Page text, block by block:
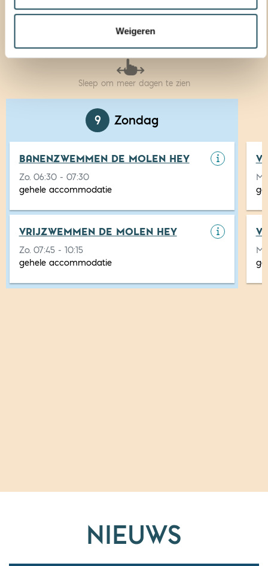
Weigeren
12 13
Sleep om meer dagen te zien
9 Zondag
BANENZWEMMEN DE MOLEN HEY
Zo. 06:30 - 07:30
gehele accommodatie
VRIJZWEMMEN DE MOLEN HEY
Zo. 07:45 - 10:15
gehele accommodatie
NIEUWS